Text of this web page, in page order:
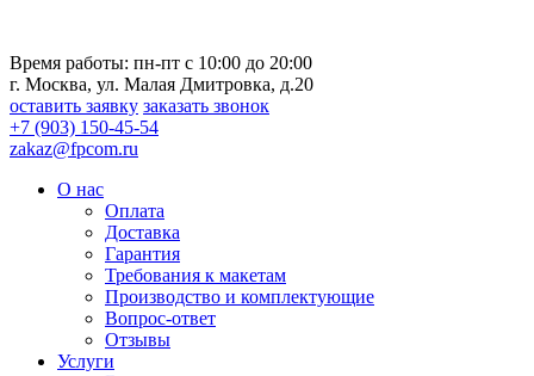
Время работы: пн-пт с 10:00 до 20:00
г. Москва, ул. Малая Дмитровка, д.20
оставить заявку заказать звонок
+7 (903) 150-45-54
zakaz@fpcom.ru
О нас
Оплата
Доставка
Гарантия
Требования к макетам
Производство и комплектующие
Вопрос-ответ
Отзывы
Услуги